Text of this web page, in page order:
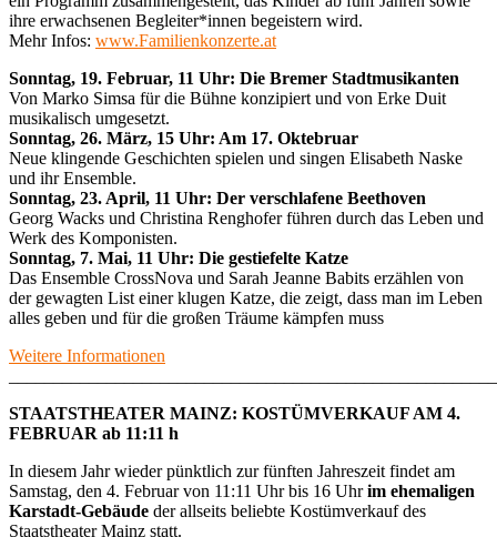
ihre erwachsenen Begleiter*innen begeistern wird.
Mehr Infos: www.Familienkonzerte.at
Sonntag, 19. Februar, 11 Uhr: Die Bremer Stadtmusikanten
Von Marko Simsa für die Bühne konzipiert und von Erke Duit
musikalisch umgesetzt.
Sonntag, 26. März, 15 Uhr: Am 17. Oktebruar
Neue klingende Geschichten spielen und singen Elisabeth Naske
und ihr Ensemble.
Sonntag, 23. April, 11 Uhr: Der verschlafene Beethoven
Georg Wacks und Christina Renghofer führen durch das Leben und
Werk des Komponisten.
Sonntag, 7. Mai, 11 Uhr: Die gestiefelte Katze
Das Ensemble CrossNova und Sarah Jeanne Babits erzählen von
der gewagten List einer klugen Katze, die zeigt, dass man im Leben
alles geben und für die großen Träume kämpfen muss
Weitere Informationen
STAATSTHEATER MAINZ: KOSTÜMVERKAUF AM 4.
FEBRUAR ab 11:11 h
In diesem Jahr wieder pünktlich zur fünften Jahreszeit findet am
Samstag, den 4. Februar von 11:11 Uhr bis 16 Uhrim ehemaligen
Karstadt-Gebäude der allseits beliebte Kostümverkauf des
Staatstheater Mainz statt.